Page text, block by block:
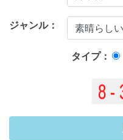
ジャンル：
タイプ：